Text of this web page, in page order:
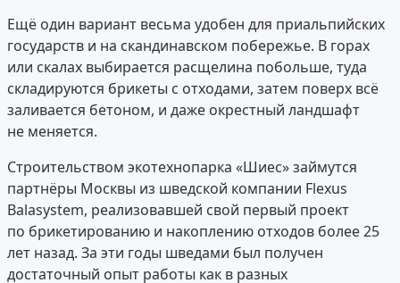
Ещё один вариант весьма удобен для приальпийских
государств и на скандинавском побережье. В горах
или скалах выбирается расщелина побольше, туда
складируются брикеты с отходами, затем поверх всё
заливается бетоном, и даже окрестный ландшафт
не меняется.
Строительством экотехнопарка «Шиес» займутся
партнёры Москвы из шведской компании Flexus
Balasystem, реализовавшей свой первый проект
по брикетированию и накоплению отходов более 25
лет назад. За эти годы шведами был получен
достаточный опыт работы как в разных